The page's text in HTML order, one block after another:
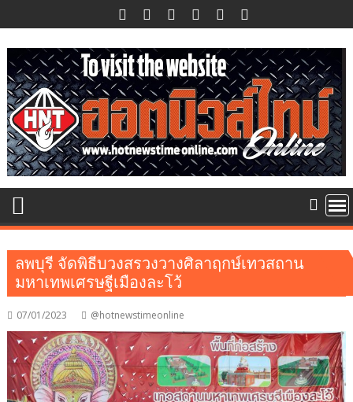
to
content
ลพบุรี จัดพิธีบวงสรวงวางศิลาฤกษ์เทวสถาน
มหาเทพเศรษฐีเมืองละโว้
07/01/2023 @hotnewstimeonline